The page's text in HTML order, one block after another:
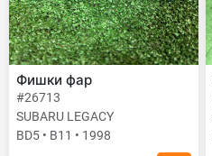
Фишки фар
#26713
SUBARU LEGACY
BD5 • B11 • 1998